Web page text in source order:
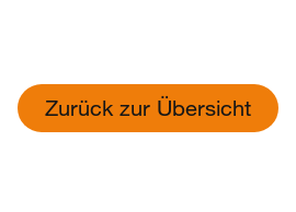
Zurück zur Übersicht